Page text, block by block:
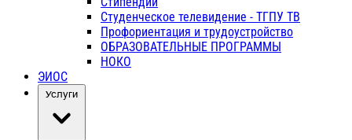
Студенческое телевидение - ТГПУ ТВ
Профориентация и трудоустройство
ОБРАЗОВАТЕЛЬНЫЕ ПРОГРАММЫ
НОКО
ЭИОС
Услуги